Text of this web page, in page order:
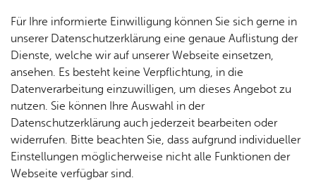
Ak­tu­
1250
Jahre
Ai­lin­
gen
Zah­
len,
Daten
& Fak­
ten
Ai­lin­
ger
Fe­ri­
en­
Orts­
vor­
& Ort­
schaft
s­rat
Ver­
eins­le­
ben
Ak­ti­on
mein­
sinn
Ai­lin­
gen
Öf­
fent­li­
Bil­der
Orts­
plan
Aus­bil­
dung
& of­fe­
Orts­ver­wal­tung Ai­lin­gen
Haupt­stra­ße 2
88048 Fried­richs­ha­fen
Tel. +49 7541 507-0
Kon­takt­for­mu­lar
Wei­te­re Infos
Orts­plan
Für Ihre informierte Einwilligung können Sie sich gerne in
unserer Datenschutzerklärung eine genaue Auflistung der
Dienste, welche wir auf unserer Webseite einsetzen,
ansehen. Es besteht keine Verpflichtung, in die
Datenverarbeitung einzuwilligen, um dieses Angebot zu
nutzen. Sie können Ihre Auswahl in der
Datenschutzerklärung auch jederzeit bearbeiten oder
widerrufen. Bitte beachten Sie, dass aufgrund individueller
Einstellungen möglicherweise nicht alle Funktionen der
Webseite verfügbar sind.